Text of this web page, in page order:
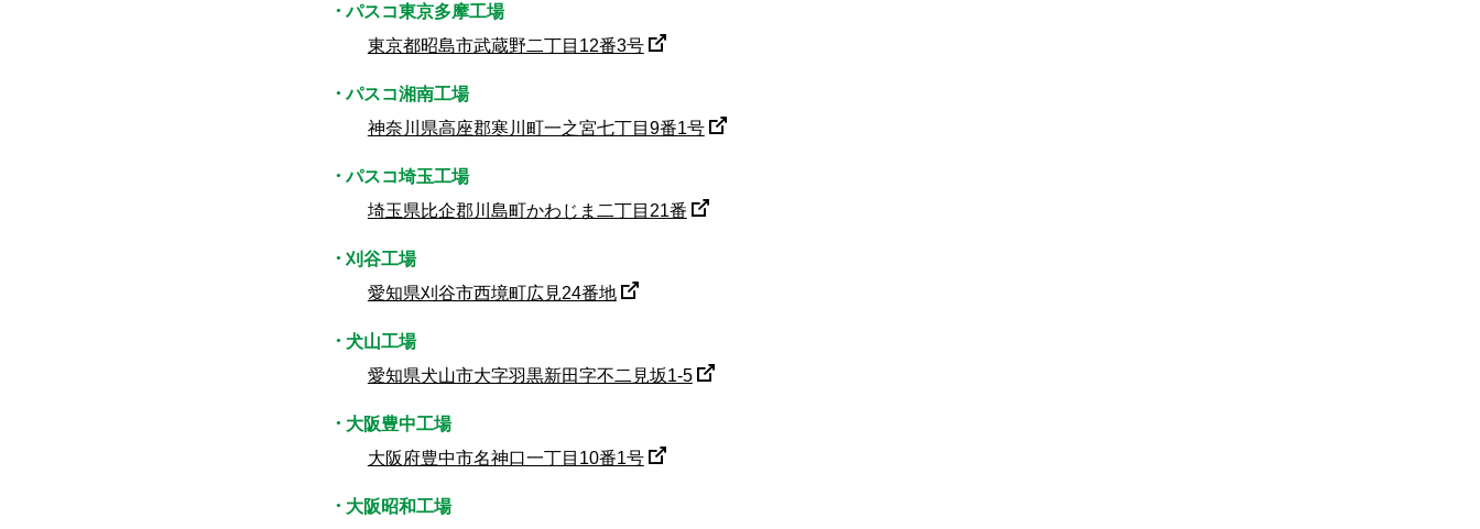
パスコ東京多摩工場
東京都昭島市武蔵野二丁目12番3号
パスコ湘南工場
神奈川県高座郡寒川町一之宮七丁目9番1号
パスコ埼玉工場
埼玉県比企郡川島町かわじま二丁目21番
刈谷工場
愛知県刈谷市西境町広見24番地
犬山工場
愛知県犬山市大字羽黒新田字不二見坂1-5
大阪豊中工場
大阪府豊中市名神口一丁目10番1号
大阪昭和工場